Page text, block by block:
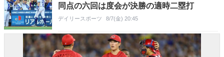
同点の六回は度会が決勝の適時二塁打
デイリースポーツ 8/7(金) 20:45